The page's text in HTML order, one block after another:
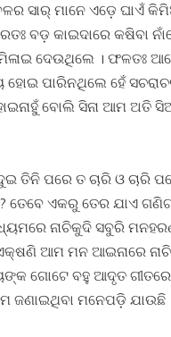
ସାର୍ ମାନେ ଏଡ଼େ ଘାଏଁ
ବଡ଼ କାଇଦାରେ କଷିବା
ଦେଉଥିଲେ । ଫଳତଃ
ପାରିନଥିଲେ ହେଁ
ବୋଲି ସିନା ଆମ
ତିନି ପରେ ତ ଚାରି ଓ ଚାରି
ଏକରୁ ତେର ଯାଏ
ନାଚିକୁଦି ସବୁରି
ଆମ ମନ ଆଇନାରେ
ଗୋଟେ ବହୁ ଆଦୃତ ଗୀତରେ
ଜଣାଇଥିବା ମନେପଡ଼ି ଯାଉଛି